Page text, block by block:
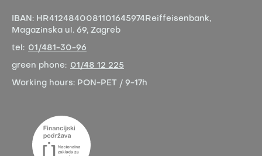
IBAN: HR4124840081101645974 Reiffeisenbank,
Magazinska ul. 69, Zagreb
tel: 01/481-30-96
green phone: 01/48 12 225
Working hours: PON-PET / 9-17h